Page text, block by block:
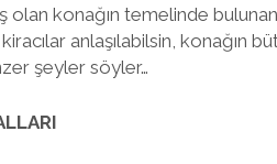
olan konağın temelinde
anlaşılabilsin, konağın
şeyler söyler…